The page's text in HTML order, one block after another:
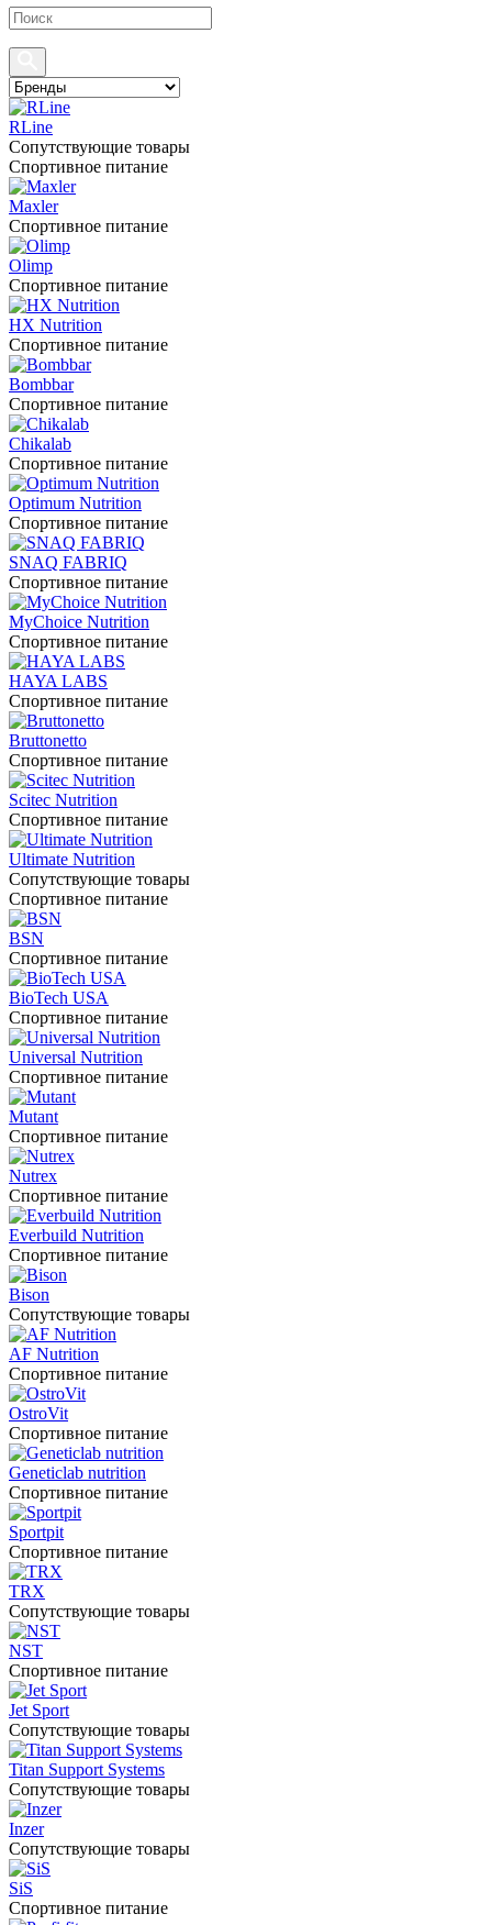
RLine
Сопутствующие товары
Спортивное питание
Maxler
Спортивное питание
Olimp
Спортивное питание
HX Nutrition
Спортивное питание
Bombbar
Спортивное питание
Chikalab
Спортивное питание
Optimum Nutrition
Спортивное питание
SNAQ FABRIQ
Спортивное питание
MyChoice Nutrition
Спортивное питание
HAYA LABS
Спортивное питание
Bruttonetto
Спортивное питание
Scitec Nutrition
Спортивное питание
Ultimate Nutrition
Сопутствующие товары
Спортивное питание
BSN
Спортивное питание
BioTech USA
Спортивное питание
Universal Nutrition
Спортивное питание
Mutant
Спортивное питание
Nutrex
Спортивное питание
Everbuild Nutrition
Спортивное питание
Bison
Сопутствующие товары
AF Nutrition
Спортивное питание
OstroVit
Спортивное питание
Geneticlab nutrition
Спортивное питание
Sportpit
Спортивное питание
TRX
Сопутствующие товары
NST
Спортивное питание
Jet Sport
Сопутствующие товары
Titan Support Systems
Сопутствующие товары
Inzer
Сопутствующие товары
SiS
Спортивное питание